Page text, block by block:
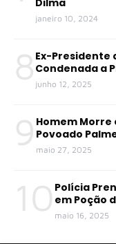
janeiro 10, 2024
8 Ex-Presidente
Condenada a
junho 12, 2025
9 Homem Morre
Povoado
maio 27, 2025
10 Polícia
em Poção
maio 16, 2025